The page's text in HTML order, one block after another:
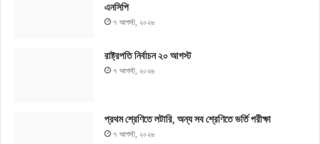
এনসিপি
৭ আগস্ট, ২০২৬
রাষ্ট্রপতি নির্বাচন ২০ আগস্ট
৭ আগস্ট, ২০২৬
প্রথম শ্রেণিতে লটারি, অন্য সব শ্রেণিতে ভর্তি পরীক্ষা
৭ আগস্ট, ২০২৬